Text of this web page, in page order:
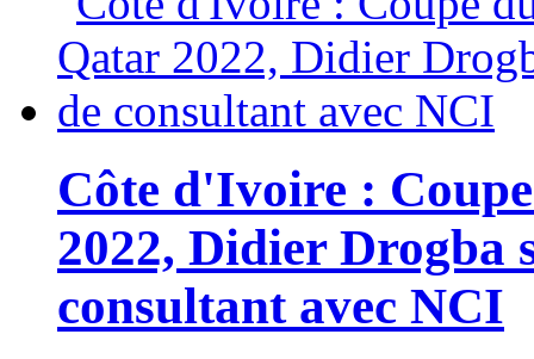
Côte d'Ivoire :
2022, Didier Drogba
consultant avec NCI